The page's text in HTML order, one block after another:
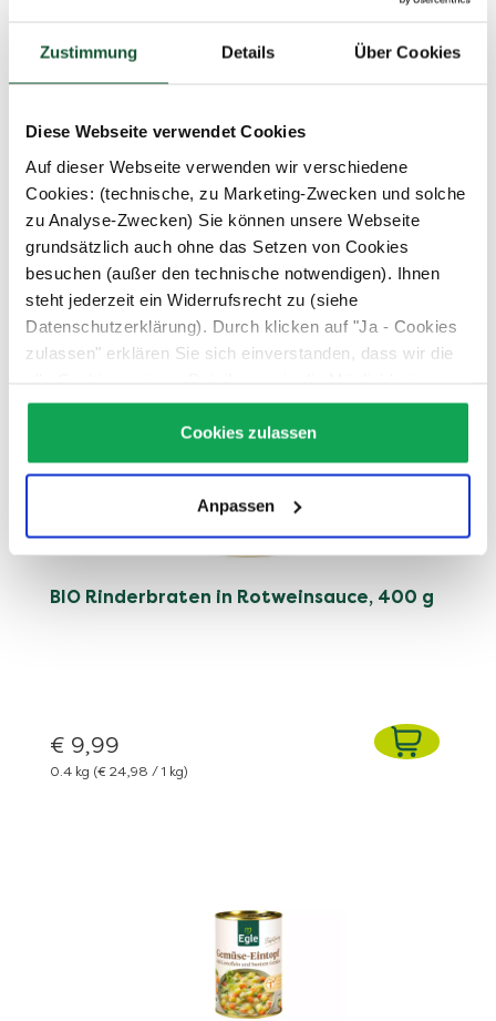
Zustimmung Details Über Cookies
Diese Webseite verwendet Cookies
Auf dieser Webseite verwenden wir verschiedene
Cookies: (technische, zu Marketing-Zwecken und solche
zu Analyse-Zwecken) Sie können unsere Webseite
grundsätzlich auch ohne das Setzen von Cookies
besuchen (außer den technische notwendigen). Ihnen
steht jederzeit ein Widerrufsrecht zu (siehe
Datenschutzerklärung). Durch klicken auf "Ja - Cookies
zulassen" erklären Sie sich einverstanden, dass wir die
Widerruf finden Sie unter:Datenschutz
Cookies zulassen
Anpassen
BIO Sauerbraten, 400 g
€ 9,99
0.4 kg
BIO Rinderbraten in Rotweinsauce, 400 g
€ 9,99
0.4 kg (€ 24,98 / 1 kg)